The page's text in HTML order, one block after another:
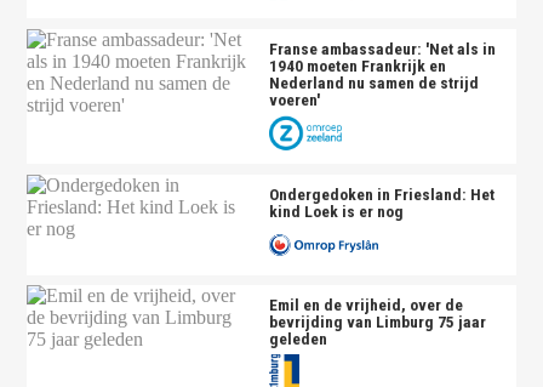
Franse ambassadeur: 'Net als in
1940 moeten Frankrijk en
Nederland nu samen de strijd
voeren'
Ondergedoken in Friesland: Het
kind Loek is er nog
Emil en de vrijheid, over de
bevrijding van Limburg 75 jaar
geleden